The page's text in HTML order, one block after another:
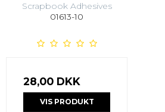
Scrapbook Adhesives
01613-10
28,00 DKK
VIS PRODUKT